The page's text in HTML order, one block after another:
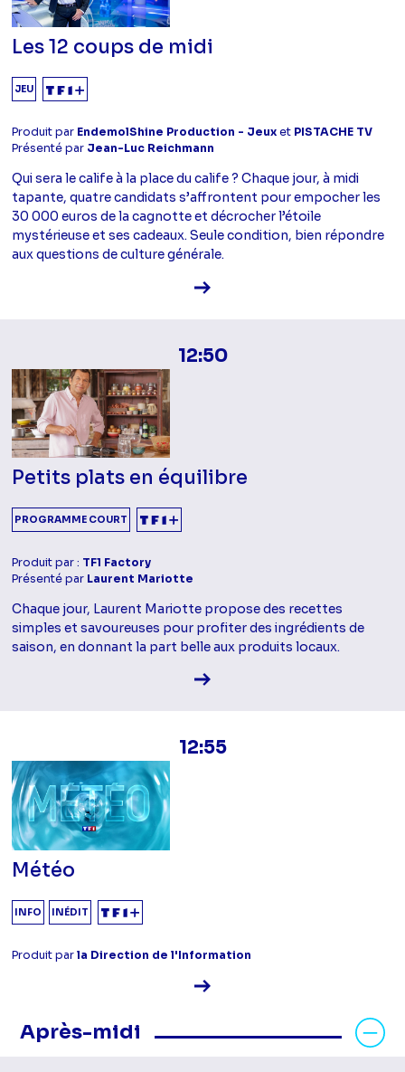
Les 12 coups de midi
JEU
Produit par EndemolShine Production - Jeuxet PISTACHE TV
Présenté par Jean-Luc Reichmann
Qui sera le calife à la place du calife ? Chaque jour, à midi
tapante, quatre candidats s’affrontent pour empocher les
30 000 euros de la cagnotte et décrocher l’étoile
mystérieuse et ses cadeaux. Seule condition, bien répondre
aux questions de culture générale.
Voir la fiche diffusion
12:50
Petits plats en équilibre
PROGRAMME COURT
Produit par : TF1 Factory
Présenté par Laurent Mariotte
Chaque jour, Laurent Mariotte propose des recettes
simples et savoureuses pour profiter des ingrédients de
saison, en donnant la part belle aux produits locaux.
Voir la fiche diffusion
12:55
Météo
INFO INÉDIT
Produit parla Direction de l'Information
Voir la fiche diffusion
Après-midi
Masquer les programmes Après-